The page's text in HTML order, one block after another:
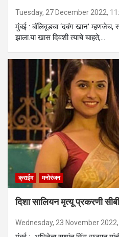
Tuesday, 27 December 2022,
मुंबई : बॉलिवूडचा ‘दबंग खान’
झाला.या खास दिवशी त्याचे चाहते,…
क्राईम मनोरंजन
दिशा सालियन मृत्यू प्रकरणी
Wednesday, 23 November